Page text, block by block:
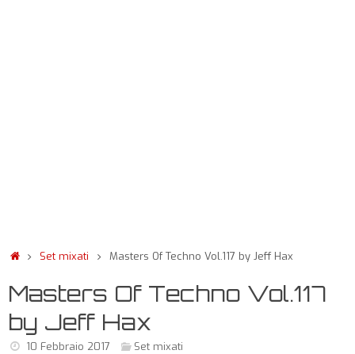
Set mixati Masters Of Techno Vol.117 by Jeff Hax
Masters Of Techno Vol.117
by Jeff Hax
10 Febbraio 2017 Set mixati